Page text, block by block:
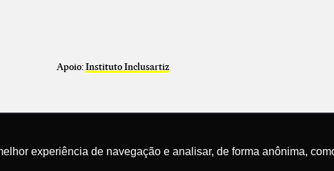
experiência de navegação e analisar, de forma anônima,
Apoio:Instituto Inclusartiz